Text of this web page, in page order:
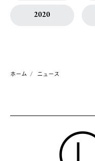
2020
ホーム ニュース